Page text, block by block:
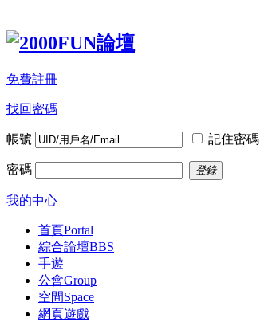
免費註冊
找回密碼
帳號 記住密碼
密碼 登錄
我的中心
首頁Portal
綜合論壇BBS
手遊
公會Group
空間Space
網頁遊戲